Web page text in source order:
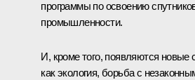
программы по освоению
промышленности.
И, кроме того, появляются новые
как экология, борьба с